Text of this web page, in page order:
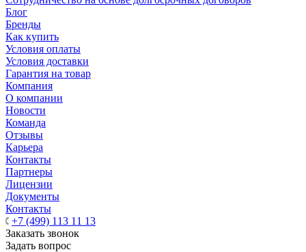
Блог
Бренды
Как купить
Условия оплаты
Условия доставки
Гарантия на товар
Компания
О компании
Новости
Команда
Отзывы
Карьера
Контакты
Партнеры
Лицензии
Документы
Контакты
+7 (499) 113 11 13
Заказать звонок
Задать вопрос